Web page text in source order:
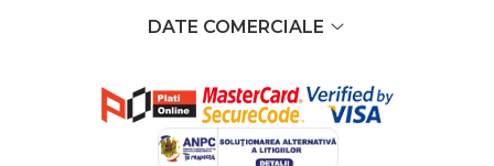
DATE COMERCIALE